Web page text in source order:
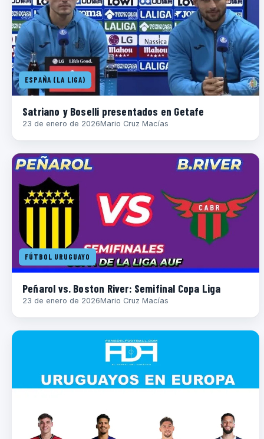
ESPAÑA (LA LIGA)
Satriano y Boselli presentados en Getafe
23 de enero de 2026Mario Cruz Macías
FÚTBOL URUGUAYO
Peñarol vs. Boston River: Semifinal Copa Liga
23 de enero de 2026Mario Cruz Macías